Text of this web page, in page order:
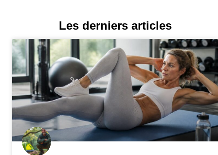
Les derniers articles